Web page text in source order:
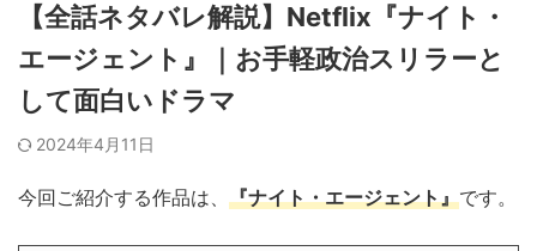
【全話ネタバレ解説】Netflix『ナイト・
エージェント』｜お手軽政治スリラーと
して面白いドラマ
2024年4月11日
今回ご紹介する作品は、 『ナイト・エージェント』です。